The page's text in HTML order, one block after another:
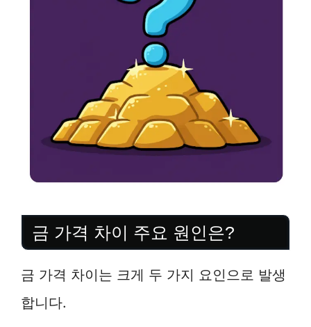
금 가격 차이 주요 원인은?
금 가격 차이는 크게 두 가지 요인으로 발생
합니다.